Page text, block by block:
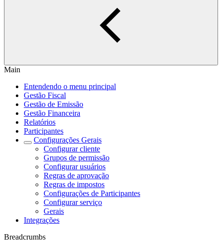
Main
Entendendo o menu principal
Gestão Fiscal
Gestão de Emissão
Gestão Financeira
Relatórios
Participantes
Configurações Gerais
Configurar cliente
Grupos de permissão
Configurar usuários
Regras de aprovação
Regras de impostos
Configurações de Participantes
Configurar serviço
Gerais
Integrações
Breadcrumbs